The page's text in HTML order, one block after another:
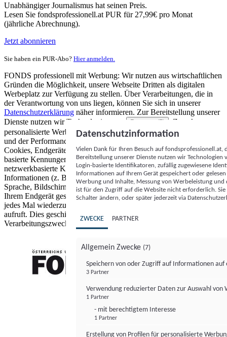
Unabhängiger Journalismus hat seinen Preis.
Lesen Sie fondsprofessionell.at PUR für 27,99€ pro Monat
(jährliche Abrechnung).
Jetzt abonnieren
Sie haben ein PUR-Abo? Hier anmelden.
FONDS professionell mit Werbung: Wir nutzen aus wirtschaftlichen
Gründen die Möglichkeit, unsere Webseite Dritten als digitalen
Werbeplatz zur Verfügung zu stellen. Über Verarbeitungen, die in
der Verantwortung von uns liegen, können Sie sich in unserer
Datenschutzerklärung näher informieren. Zur Bereitstellung unserer
Dienste nutzen wir Technologien von
Partnern (5)
. Zwecke:
personalisierte Werbung und Inhalte, Messung von Werbeleistung
und der Performance von Inhalten sowie Zielgruppenforschung.
Cookies, Endgeräte- oder ähnliche Online-Kennungen (z. B. login-
basierte Kennungen, zufällig generierte Kennungen,
netzwerkbasierte Kennungen) können zusammen mit anderen
Informationen (z. B. Browsertyp und Browserinformationen,
Sprache, Bildschirmgröße, unterstützte Technologien usw.) auf
Ihrem Endgerät gespeichert oder von dort ausgelesen werden, um es
jedes Mal wiederzuerkennen, wenn es eine App oder einer Webseite
aufruft. Dies geschieht für einen oder mehrere der hier aufgeführten
Verarbeitungszwecke.
Datenschutzinformation
Vielen Dank für Ihren Besuch auf
Bereitstellung unserer Dienste nutzen wir Technologien
Login-basierte Identifikatoren, zufällig zugewiesene
Informationen auf Ihrem Gerät gespeichert oder
Werbung und Inhalte, Messung von Werbeleistung
ist für den Zugriff auf die Website nicht erforderlich.
Schalter ändern, oder später jederzeit via
ZWECKE PARTNER
Allgemein Zwecke (7)
Speichern von oder Zugriff auf Informationen auf
3 Partner
Verwendung reduzierter Daten zur Auswahl von
1 Partner
- mit berechtigtem Interesse
1 Partner
Erstellung von Profilen für personalisierte
FONDS professionell